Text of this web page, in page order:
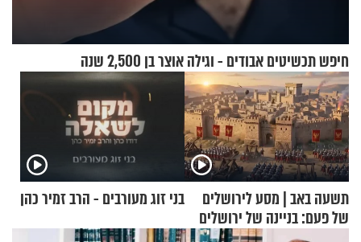
חיפש תכשיטים אבודים - וגילה אוצר בן 2,500 שנה
תשעה באב | מסע לירושלים
של פעם: בניינה של ירושלים
בני זוג מעורבים - הרב זמיר כהן